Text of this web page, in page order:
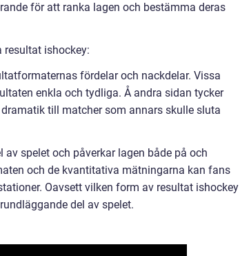
för att ranka lagen och bestämma deras
resultat ishockey:
fördelar och nackdelar. Vissa
enkla och tydliga. Å andra sidan tycker
till matcher som annars skulle sluta
spelet och påverkar lagen både på och
och de kvantitativa mätningarna kan fans
Oavsett vilken form av resultat ishockey
del av spelet.